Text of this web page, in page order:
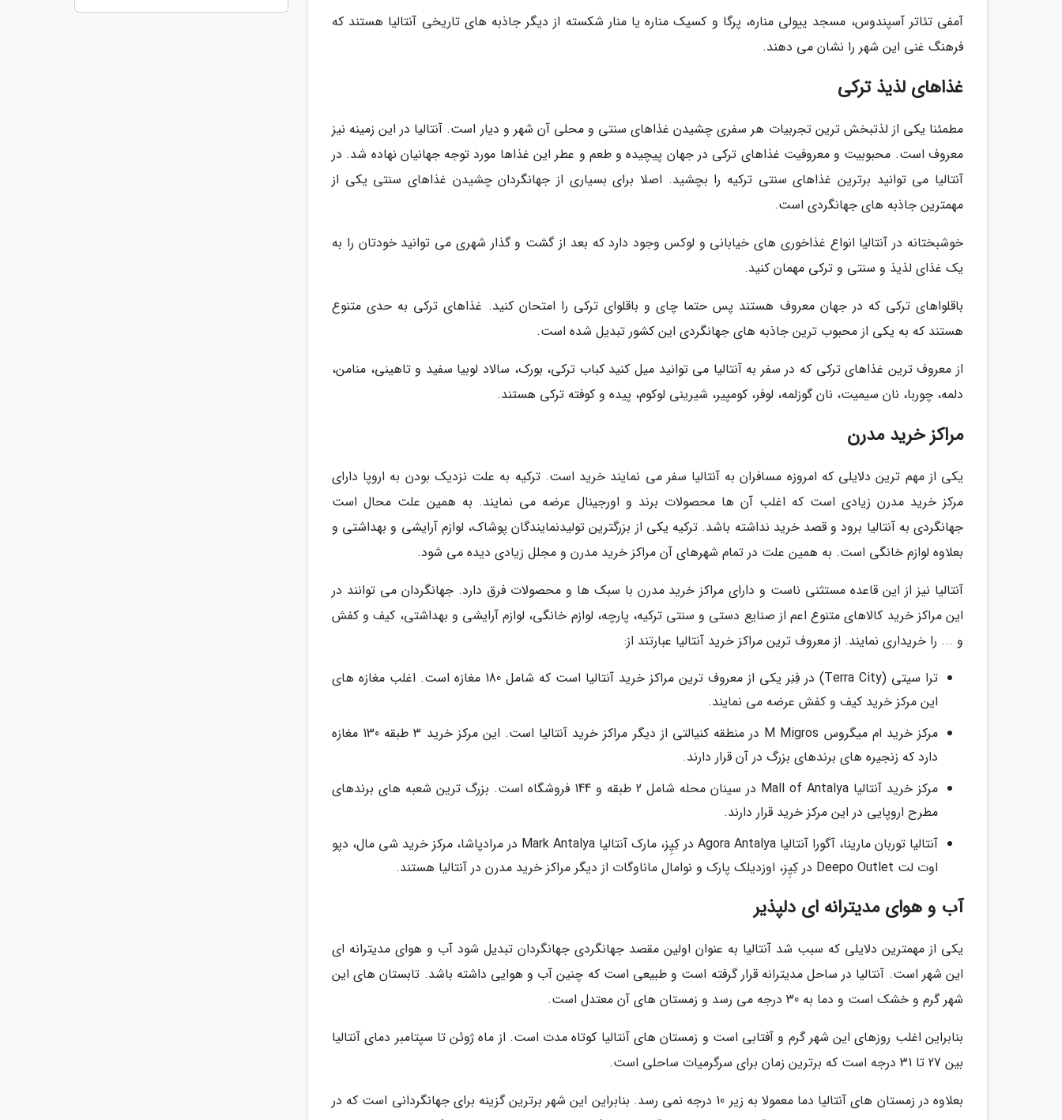
آمفی تئاتر آسپندوس، مسجد ییولی مناره، پرگا و کسیک مناره یا منار شکسته از دیگر جاذبه های تاریخی آنتالیا هستند که
فرهنگ غنی این شهر را نشان می دهند.
غذاهای لذیذ ترکی
مطمئنا یکی از لذتبخش ترین تجربیات هر سفری چشیدن غذاهای سنتی و محلی آن شهر و دیار است. آنتالیا در این زمینه نیز
معروف است. محبوبیت و معروفیت غذاهای ترکی در جهان پیچیده و طعم و عطر این غذاها مورد توجه جهانیان نهاده شد. در
آنتالیا می توانید برترین غذاهای سنتی ترکیه را بچشید. اصلا برای بسیاری از جهانگردان چشیدن غذاهای سنتی یکی از
مهمترین جاذبه های جهانگردی است.
خوشبختانه در آنتالیا انواع غذاخوری های خیابانی و لوکس وجود دارد که بعد از گشت و گذار شهری می توانید خودتان را به
یک غذای لذیذ و سنتی و ترکی مهمان کنید.
باقلواهای ترکی که در جهان معروف هستند پس حتما چای و باقلوای ترکی را امتحان کنید. غذاهای ترکی به حدی متنوع
هستند که به یکی از محبوب ترین جاذبه های جهانگردی این کشور تبدیل شده است.
از معروف ترین غذاهای ترکی که در سفر به آنتالیا می توانید میل کنید کباب ترکی، بورک، سالاد لوبیا سفید و تاهینی، منامن،
دلمه، چوربا، نان سیمیت، نان گوزلمه، لوفر، کومپیر، شیرینی لوکوم، پیده و کوفته ترکی هستند.
مراکز خرید مدرن
یکی از مهم ترین دلایلی که امروزه مسافران به آنتالیا سفر می نمایند خرید است. ترکیه به علت نزدیک بودن به اروپا دارای
مرکز خرید مدرن زیادی است که اغلب آن ها محصولات برند و اورجینال عرضه می نمایند. به همین علت محال است
جهانگردی به آنتالیا برود و قصد خرید نداشته باشد. ترکیه یکی از بزرگترین تولیدنمایندگان پوشاک، لوازم آرایشی و بهداشتی و
بعلاوه لوازم خانگی است. به همین علت در تمام شهرهای آن مراکز خرید مدرن و مجلل زیادی دیده می شود.
آنتالیا نیز از این قاعده مستثنی ناست و دارای مراکز خرید مدرن با سبک ها و محصولات فرق دارد. جهانگردان می توانند در
این مراکز خرید کالاهای متنوع اعم از صنایع دستی و سنتی ترکیه، پارچه، لوازم خانگی، لوازم آرایشی و بهداشتی، کیف و کفش
و ... را خریداری نمایند. از معروف ترین مراکز خرید آنتالیا عبارتند از:
ترا سیتی (Terra City) در فِنِر یکی از معروف ترین مراکز خرید آنتالیا است که شامل 180 مغازه است. اغلب مغازه های
این مرکز خرید کیف و کفش عرضه می نمایند.
مرکز خرید ام میگروس M Migros در منطقه کنیالتی از دیگر مراکز خرید آنتالیا است. این مرکز خرید 3 طبقه 130 مغازه
دارد که زنجیره های برندهای بزرگ در آن قرار دارند.
مرکز خرید آنتالیا Mall of Antalya در سینان محله شامل 2 طبقه و 144 فروشگاه است. بزرگ ترین شعبه های برندهای
مطرح اروپایی در این مرکز خرید قرار دارند.
آنتالیا توربان مارینا، آگورا آنتالیا Agora Antalya در کِپِز، مارک آنتالیا Mark Antalya در مرادپاشا، مرکز خرید شی مال، دپو
اوت لت Deepo Outlet در کِپِز، اوزدیلک پارک و نوامال ماناوگات از دیگر مراکز خرید مدرن در آنتالیا هستند.
آب و هوای مدیترانه ای دلپذیر
یکی از مهمترین دلایلی که سبب شد آنتالیا به عنوان اولین مقصد جهانگردی جهانگردان تبدیل شود آب و هوای مدیترانه ای
این شهر است. آنتالیا در ساحل مدیترانه قرار گرفته است و طبیعی است که چنین آب و هوایی داشته باشد. تابستان های این
شهر گرم و خشک است و دما به 30 درجه می رسد و زمستان های آن معتدل است.
بنابراین اغلب روزهای این شهر گرم و آفتابی است و زمستان های آنتالیا کوتاه مدت است. از ماه ژوئن تا سپتامبر دمای آنتالیا
بین 27 تا 31 درجه است که برترین زمان برای سرگرمیات ساحلی است.
بعلاوه در زمستان های آنتالیا دما معمولا به زیر 10 درجه نمی رسد. بنابراین این شهر برترین گزینه برای جهانگردانی است که در